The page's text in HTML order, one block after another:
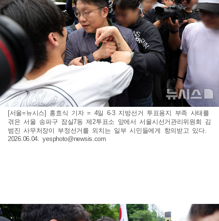
[서울=뉴시스] 홍효식 기자 = 4일 6·3 지방선거 투표용지 부족 사태를
겪은 서울 송파구 잠실7동 제2투표소 앞에서 서울시선거관리위원회 김
범진 사무처장이 부정선거를 외치는 일부 시민들에게 항의받고 있다.
2026.06.04.yesphoto@newsis.com